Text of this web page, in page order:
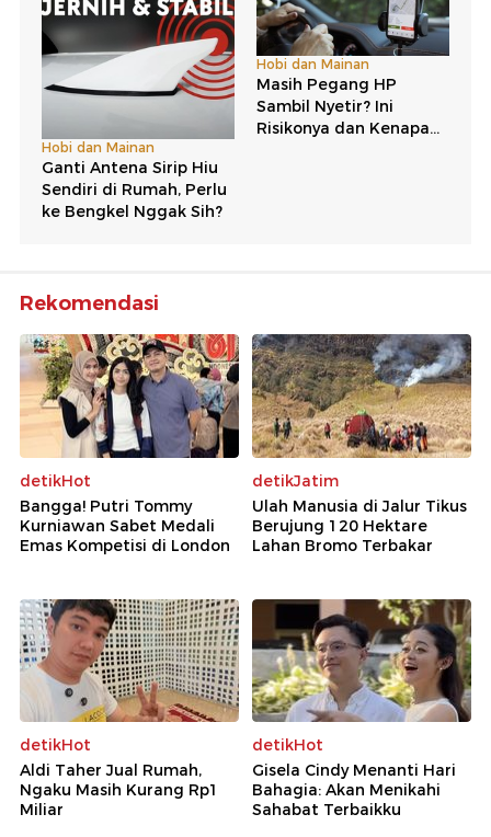
Rekomendasi
detikHot
Bangga! Putri Tommy
Kurniawan Sabet Medali
Emas Kompetisi di London
detikJatim
Ulah Manusia di Jalur Tikus
Berujung 120 Hektare
Lahan Bromo Terbakar
detikHot
Aldi Taher Jual Rumah,
Ngaku Masih Kurang Rp1
Miliar
detikHot
Gisela Cindy Menanti Hari
Bahagia: Akan Menikahi
Sahabat Terbaikku